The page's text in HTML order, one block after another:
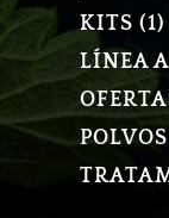
KITS 11
LÍNEA
POLVOS